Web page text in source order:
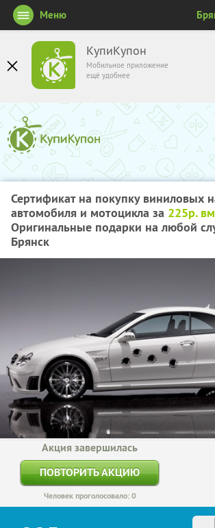
КупиКупон
Мобильное приложение
ещё удобнее
Меню
Сертификат на покупку виниловых
автомобиля и мотоцикла за 225р.
Оригинальные подарки на любой
Брянск
Акция завершилась
ПОВТОРИТЬ АКЦИЮ
Человек проголосовало: 0